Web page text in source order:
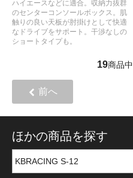
ハイエースなどに適合。収納力抜群
のセンターコンソールボックス。肌
触りの良い天板が肘掛けとして快適
なドライブをサポート。干渉なしの
ショートタイプも。
19商品中
前へ
ほかの商品を探す